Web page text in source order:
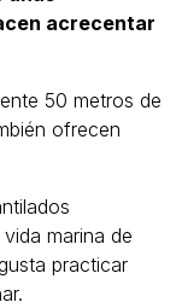
acrecentar
50 metros de
ofrecen
marina de
practicar